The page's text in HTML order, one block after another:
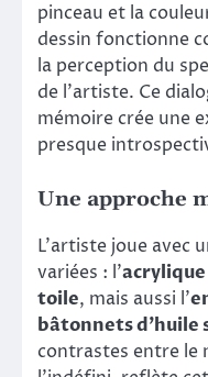
pinceau et la
dessin fonctionne
la perception du
de l’artiste. Ce
mémoire crée une
presque
Une approche
L’artiste joue avec
variées : l’
toile, mais aussi l’
bâtonnets d’huile
contrastes entre le